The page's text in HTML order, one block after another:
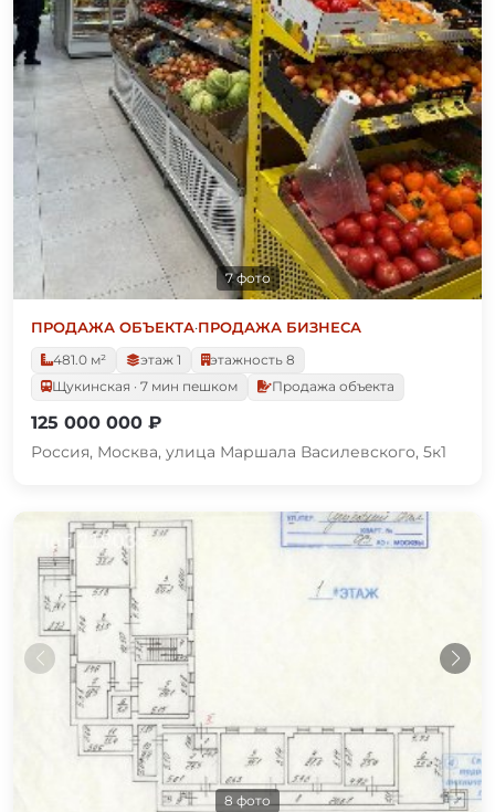
7 фото
ПРОДАЖА ОБЪЕКТА·ПРОДАЖА БИЗНЕСА
481.0 м²
этаж 1
этажность 8
Щукинская · 7 мин пешком
Продажа объекта
125 000 000 ₽
Россия, Москва, улица Маршала Василевского, 5к1
8 фото